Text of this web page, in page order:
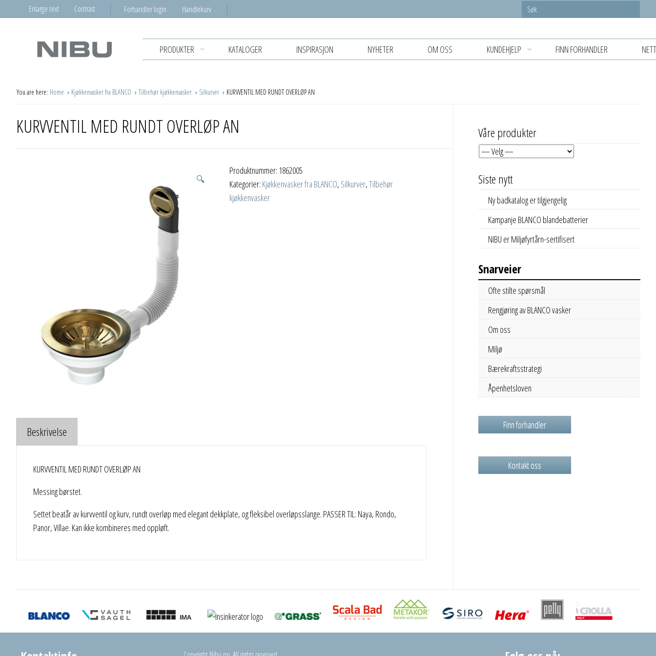
Enlarge text Contrast Forhandler login Handlekurv
PRODUKTER KATALOGER INSPIRASJON NYHETER OM OSS KUNDEHJELP FINN FORHANDLER
You are here: Home Kjøkkenvasker fra BLANCO Tilbehør kjøkkenvasker Silkurver KURVVENTIL MED RUNDT OVERLØP AN
KURVVENTIL MED RUNDT OVERLØP AN
🔍
Produktnummer: 1862005
Kategorier: Kjøkkenvasker fra BLANCO, Silkurver,Tilbehør
kjøkkenvasker
Beskrivelse
KURVVENTIL MED RUNDT OVERLØP AN
Messing børstet.
Settet beatår av kurvventil og kurv, rundt overløp med elegant dekkplate, og fleksibel overløpsslange. PASSER TIL: Naya, Rondo,
Panor, Villae. Kan ikke kombineres med oppløft.
Våre produkter
Siste nytt
Ny badkatalog er tilgjengelig
Kampanje BLANCO blandebatterier
NIBU er Miljøfyrtårn-sertifisert
Snarveier
Ofte stilte spørsmål
Rengjøring av BLANCO vasker
Om oss
Miljø
Bærekraftsstrategi
Åpenhetsloven
Finn forhandler
Kontakt oss